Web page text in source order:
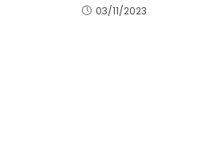
03/11/2023